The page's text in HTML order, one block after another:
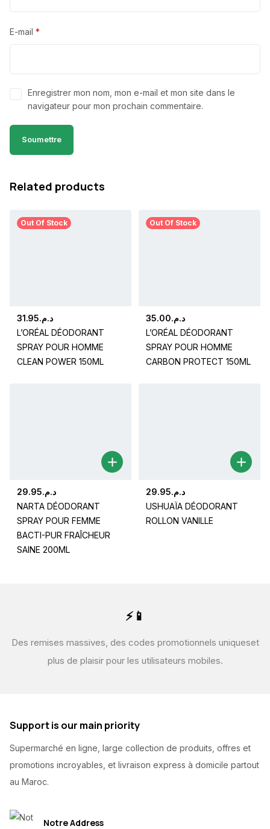
E-mail *
Enregistrer mon nom, mon e-mail et mon site dans le
navigateur pour mon prochain commentaire.
Related products
Out Of Stock
د.م.31.95
L’ORÉAL DÉODORANT
SPRAY POUR HOMME
CLEAN POWER 150ML
Out Of Stock
د.م.35.00
L’ORÉAL DÉODORANT
SPRAY POUR HOMME
CARBON PROTECT 150ML
د.م.29.95
NARTA DÉODORANT
SPRAY POUR FEMME
BACTI-PUR FRAÎCHEUR
SAINE 200ML
د.م.29.95
USHUAÏA DÉODORANT
ROLLON VANILLE
⚡📱
Des remises massives, des codes promotionnels uniqueset
plus de plaisir pour les utilisateurs mobiles.
Support is our main priority
Supermarché en ligne, large collection de produits, offres et
promotions incroyables, et livraison express à domicile partout
au Maroc.
Notre Address